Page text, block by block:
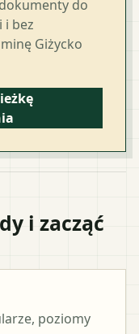
do
i bez
Giżycko
i zacząć
poziomy